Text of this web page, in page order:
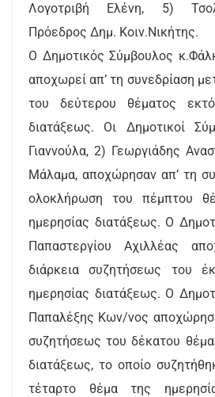
Λογοτριβή Ελένη, 5)
Πρόεδρος Δημ. Κοιν.Νικήτης.
Ο Δημοτικός Σύμβουλος
αποχωρεί απ’ τη συνεδρίαση
του δεύτερου θέματος
διατάξεως. Οι Δημοτικοί
Γιαννούλα, 2) Γεωργιάδης
Μάλαμα, αποχώρησαν απ’ τη
ολοκλήρωση του πέμπτου
ημερησίας διατάξεως. Ο
Παπαστεργίου Αχιλλέας
διάρκεια συζητήσεως του
ημερησίας διατάξεως. Ο
Παπαλέξης Κων/νος
συζητήσεως του δέκατου
διατάξεως, το οποίο
τέταρτο θέμα της